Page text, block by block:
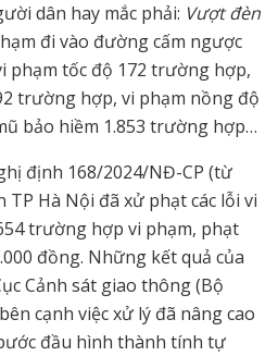
dân hay mắc phải: Vượt đèn
đi vào đường cấm ngược
phạm tốc độ 172 trường hợp,
trường hợp, vi phạm nồng độ
bảo hiềm 1.853 trường hợp…
định 168/2024/NĐ-CP (từ
TP Hà Nội đã xử phạt các lỗi vi
trường hợp vi phạm, phạt
đồng. Những kết quả của
Cảnh sát giao thông (Bộ
cạnh việc xử lý đã nâng cao
đầu hình thành tính tự